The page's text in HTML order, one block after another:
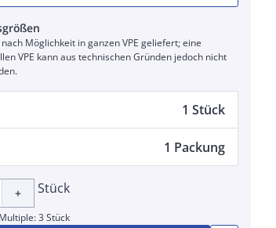
Möglichkeit in ganzen VPE geliefert; eine
VPE kann aus technischen Gründen jedoch nicht
1 Stück
1 Packung
+ Stück
3 Stück